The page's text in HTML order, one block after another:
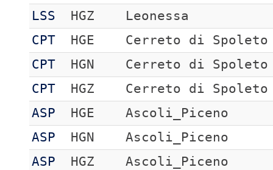
LSS
HGZ
Leonessa
CPT
HGE
Cerreto di Spoleto
CPT
HGN
Cerreto di Spoleto
CPT
HGZ
Cerreto di Spoleto
ASP
HGE
Ascoli_Piceno
ASP
HGN
Ascoli_Piceno
ASP
HGZ
Ascoli_Piceno